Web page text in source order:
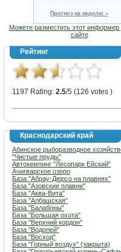
Прогноз на неделю »
Можете разместить этот информер
сайте
Рейтинг
1197 Rating: 2.5/5 (126 votes )
Краснодарский край
Абинское рыборазводное
"Чистые пруды"
Автокемпинг "Лесопарк Ейский"
Ачигварское озеро
База "Абрау-Дюрсо на плавнях"
База "Азовские плавни"
База "Аква-Вита"
База "Албашская"
База "Балабоны"
База "Большая охота"
База "Верхний кордон"
База "Водолей"
База "Восход"
База "Горный воздух" (закрыта)